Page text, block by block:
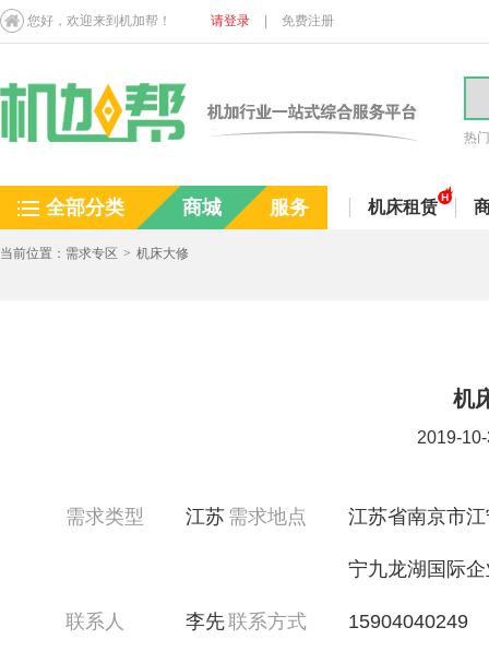
您好，欢迎来到机加帮！ 请登录 免费注册
热
全部分类 商城 服务 机床租赁
当前位置： 需求专区 > 机床大修
机
2019-
需求类型 江苏 需求地点 江苏省南京市
宁九龙湖国际
联系人 李先联系方式 15904040249